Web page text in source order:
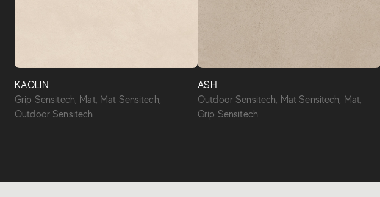
KAOLIN
Grip Sensitech, Mat, Mat Sensitech,
Outdoor Sensitech
ASH
Outdoor Sensitech, Mat Sensitech, Mat,
Grip Sensitech